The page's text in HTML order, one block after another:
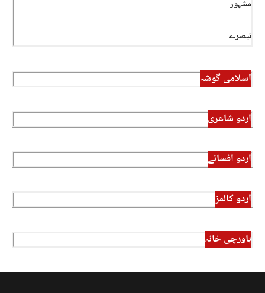
مشہور
تبصرے
اسلامی گوشہ
اردو شاعری
اردو افسانے
اردو کالمز
باورچی خانہ